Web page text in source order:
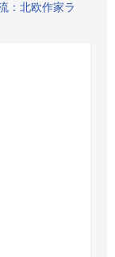
：北欧作家ラ